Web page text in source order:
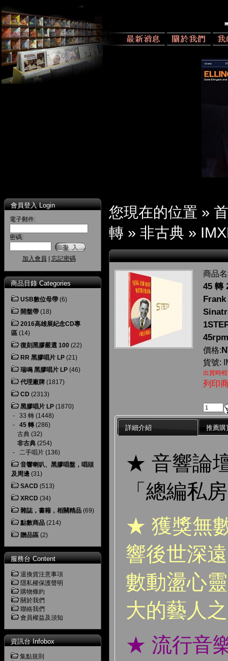
會員登入 Login
電子郵件:
密碼:
加入會員 忘記密碼
商品目錄 Categories
USB數位母帶 (6)
開盤帶 (18)
2016高雄展紀念CD專
區 (14)
復刻黑膠嚴選 100 (22)
RR 黑膠唱片 LP (21)
瑞鳴 黑膠唱片 LP (46)
代理廠牌 (1817)
CD (2313)
黑膠唱片 LP (1870)
- 33 轉 (1448)
- 45 轉 (286)
古典 (32)
非古典 (254)
- 二手唱片 (136)
音響喇叭、黑膠唱盤，唱頭
及周邊 (31)
SACD (513)
XRCD (34)
雜誌，書籍，相關精品 (69)
點數商品 (214)
贈品區 (2)
服務台 Content
退換貨注意事項
隱私權保護聲明
購物條約
關於我們
聯絡我們
會員權益及須知
資訊台 Infobox
集點規則
您現在的位置 »
轉 » 非古典 »
商品
45 轉
價格:
貨號:
出貨時
列印
詳細介紹 推薦購
★ 音響論
「總編私
★ 獲獎無
響後世深
數動盪心
大的藝人
★ 流行音